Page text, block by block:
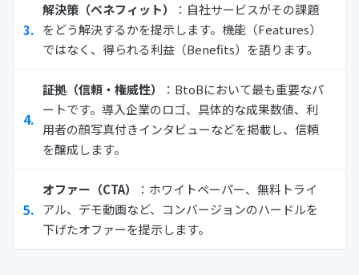
解決策（ベネフィット）
：自社サービスがその課題
をどう解決するかを提示します。機能（Features）
ではなく、得られる利益（Benefits）を語ります。
証拠（信頼・権威性）
：BtoBにおいて最も重要なパ
ートです。導入企業のロゴ、具体的な成果数値、利
用者の顔写真付きインタビューなどを掲載し、信頼
を醸成します。
オファー（CTA）
：ホワイトペーパー、無料トライ
アル、デモ動画など、コンバージョンのハードルを
下げたオファーを提示します。